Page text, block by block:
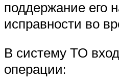
поддержание его
исправности во
В систему ТО
операции: